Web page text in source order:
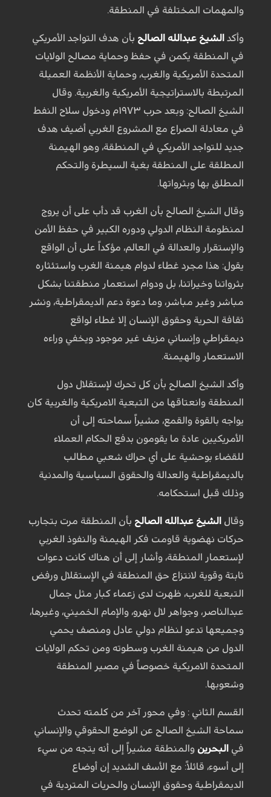
والمهمات المختلفة في المنطقة.
وأكد الشيخ عبدالله الصالح بأن هدف التواجد الأمريكي
في المنطقة يكمن في حفظ وحماية مصالح الولايات
المتحدة الأمريكية والغرب، وحماية الأنظمة العميلة
المرتبطة بالاستراتيجية الأمريكية والغربية. وقال
الشيخ الصالح: وبعد حرب ١٩٧٣م ودخول سلاح النفط
في معادلة الصراع مع المشروع الغربي أضيف هدف
جديد للتواجد الأمريكي في المنطقة، وهو الهيمنة
المطلقة على المنطقة بغية السيطرة والتحكم
المطلق بها وبثرواتها.
وقال الشيخ الصالح بأن الغرب قد دأب على أن يروج
لمنظومة النظام الدولي ودوره الكبير في حفظ الأمن
والإستقرار والعدالة في العالم، مؤكداً على أن الواقع
يقول: هذا مجرد غطاء لدوام هيمنة الغرب واستئثاره
بثرواتنا وخيراتنا، بل ودوام استعمار منطقتنا بشكل
مباشر وغير مباشر، وما دعوة دعم الديمقراطية، ونشر
ثقافة الحرية وحقوق الإنسان إلا غطاء لواقع
ديمقراطي وإنساني مزيف غير موجود ويخفي وراءه
الاستعمار والهيمنة.
وأكد الشيخ الصالح بأن كل تحرك لإستقلال دول
المنطقة وانعتاقها من التبعية الامريكية والغربية كان
يواجه بالقوة والقمع، مشيراً سماحته إلى أن
الأمريكيين عادة ما يقومون بدفع الحكام العملاء
للقضاء بوحشية على أي حراك شعبي مطالب
بالديمقراطية والعدالة والحقوق السياسية والمدنية
وذلك قبل استحكامه.
وقال الشيخ عبدالله الصالح بأن المنطقة مرت بتجارب
حركات نهضوية قاومت فكر الهيمنة والنفوذ الغربي
لإستعمار المنطقة، وأشار إلى أن هناك كانت دعوات
ثابتة وقوية لانتزاع حق المنطقة في الإستقلال ورفض
التبعية للغرب، ظهرت لدى زعماء كبار مثل جمال
عبدالناصر، وجواهر لال نهرو، والإمام الخميني، وغيرها،
وجميعها تدعو لنظام دولي عادل ومنصف يحمي
الدول من هيمنة الغرب وسطوته ومن تحكم الولايات
المتحدة الامريكية خصوصاً في مصير المنطقة
وشعوبها.
القسم الثاني : وفي محور آخر من كلمته تحدث
سماحة الشيخ الصالح عن الوضع الحقوقي والإنساني
في البحرين والمنطقة مشيراً إلى أنه يتجه من سيء
إلى أسوء، قائلاً: مع الأسف الشديد إن أوضاع
الديمقراطية وحقوق الإنسان والحريات المتردية في